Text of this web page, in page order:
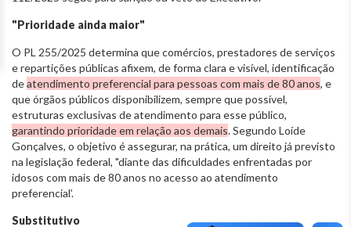
"Prioridade ainda maior"
O PL 255/2025 determina que comércios, prestadores de serviços
e repartições públicas afixem, de forma clara e visível, identificação
deatendimento preferencial para pessoas com mais de 80 anos, e
que órgãos públicos disponibilizem, sempre que possível,
estruturas exclusivas de atendimento para esse público,
garantindo prioridade em relação aos demais. Segundo Loíde
Gonçalves, o objetivo é assegurar, na prática, um direito já previsto
na legislação federal, "diante das dificuldades enfrentadas por
idosos com mais de 80 anos no acesso ao atendimento
preferencial’.
Substitutivo